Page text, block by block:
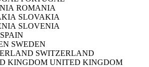
ROMANIA
SLOVAKIA
SLOVENIA
SPAIN
SWEDEN
SWITZERLAND
UNITED KINGDOM